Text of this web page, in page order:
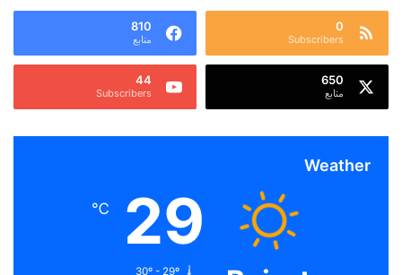
0
Subscribers
810
متابع
650
متابع
44
Subscribers
Weather
29
℃